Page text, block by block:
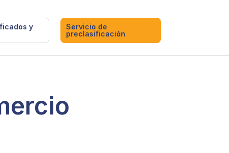
y
Servicio de
preclasificación